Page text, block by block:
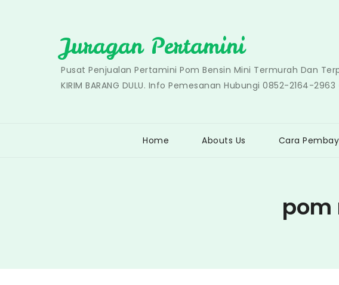
Juragan Pertamini
Pusat Penjualan Pertamini Pom Bensin Mini Termurah Dan
KIRIM BARANG DULU. Info Pemesanan Hubungi 0852-2164-
Home Abouts Us Cara
pom